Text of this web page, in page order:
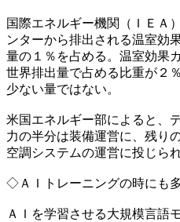
国際エネルギー機関（ＩＥＡ
ンターから排出される温室効
量の１％を占める。温室効果
世界排出量で占める比重が２
少ない量ではない。
米国エネルギー部によると、
力の半分は装備運営に、残り
空調システムの運営に投じられ
◇ＡＩトレーニングの時にも
ＡＩを学習させる大規模言語